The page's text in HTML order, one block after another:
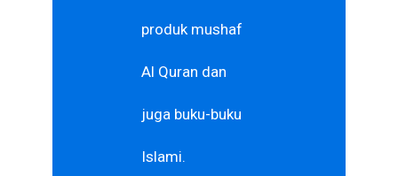
produk mushaf
Al Quran dan
juga buku-buku
Islami.